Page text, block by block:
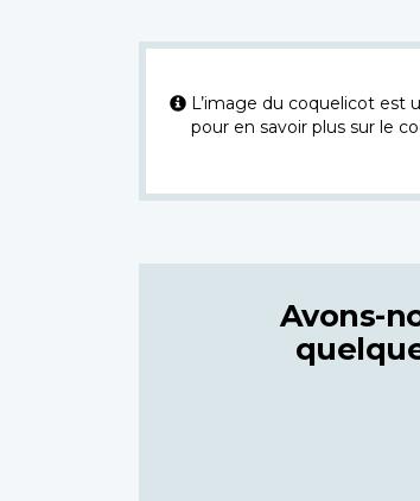
L’image du coquelicot est
pour en savoir plus sur le
Avons-